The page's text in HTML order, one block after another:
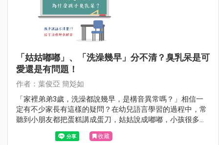
「姑姑嘟嘟」、「洗澡幾早」分不清？臭乳呆是可
愛還是有問題！
作者：葉俊亞 簡彣如
「家裡弟弟3歲，洗澡都說幾早，是構音異常嗎？」相信一
定有不少家長有這樣的疑問？在幼兒語言學習的過程中，常
聽到小朋友都把蛋糕講成蛋刀，姑姑說成嘟嘟，小孩很多音
都講不清楚，好像其實也還蠻可愛的也就沒注意語言發展的
進度，語言的學習其實是有個里程碑可評量的，家長不妨留
收藏